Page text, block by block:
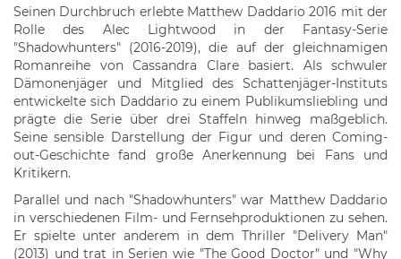
Seinen Durchbruch erlebte Matthew Daddario 2016 mit der
Rolle des Alec Lightwood in der Fantasy-Serie
"Shadowhunters" (2016-2019), die auf der gleichnamigen
Romanreihe von Cassandra Clare basiert. Als schwuler
Dämonenjäger und Mitglied des Schattenjäger-Instituts
entwickelte sich Daddario zu einem Publikumsliebling und
prägte die Serie über drei Staffeln hinweg maßgeblich.
Seine sensible Darstellung der Figur und deren Coming-
out-Geschichte fand große Anerkennung bei Fans und
Kritikern.
Parallel und nach "Shadowhunters" war Matthew Daddario
in verschiedenen Film- und Fernsehproduktionen zu sehen.
Er spielte unter anderem in dem Thriller "Delivery Man"
(2013) und trat in Serien wie "The Good Doctor" und "Why